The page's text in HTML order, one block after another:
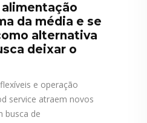
alimentação
da média e se
alternativa
deixar o
e operação
service atraem novos
busca de